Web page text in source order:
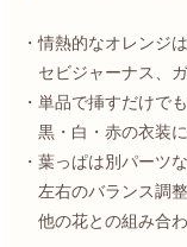
・情熱的なオレンジ
セビジャーナス、ガ
・単品で挿すだけで
黒・白・赤の衣装に
・葉っぱは別パーツな
左右のバランス調整
他の花との組み合わ